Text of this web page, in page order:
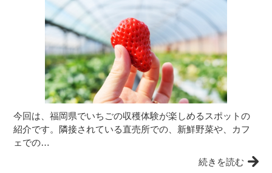
今回は、福岡県でいちごの収穫体験が楽しめるスポットの
紹介です。隣接されている直売所での、新鮮野菜や、カフ
ェでの…
続きを読む